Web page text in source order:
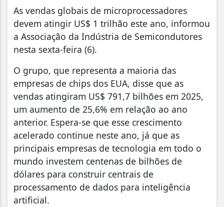
As vendas globais de microprocessadores
devem atingir US$ 1 trilhão este ano, informou
a Associação da Indústria de Semicondutores
nesta sexta-feira (6).
O grupo, que representa a maioria das
empresas de chips dos EUA, disse que as
vendas atingiram US$ 791,7 bilhões em 2025,
um aumento de 25,6% em relação ao ano
anterior. Espera-se que esse crescimento
acelerado continue neste ano, já que as
principais empresas de tecnologia em todo o
mundo investem centenas de bilhões de
dólares para construir centrais de
processamento de dados para inteligência
artificial.